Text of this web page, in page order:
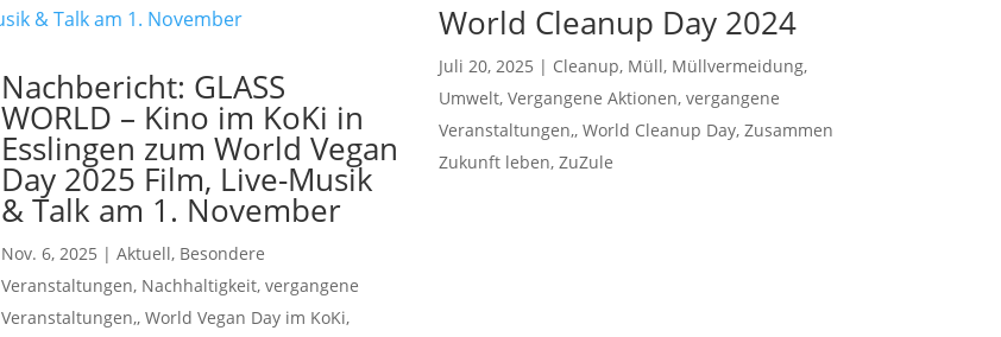
Nachbericht: GLASS
WORLD – Kino im KoKi in
Esslingen zum World Vegan
Day 2025 Film, Live-Musik
& Talk am 1. November
Nov. 6, 2025 | Aktuell, Besondere
Veranstaltungen, Nachhaltigkeit, vergangene
Veranstaltungen,, World Vegan Day im KoKi,
World Cleanup Day 2024
Juli 20, 2025 | Cleanup, Müll, Müllvermeidung,
Umwelt,Vergangene Aktionen,vergangene
Veranstaltungen,,World Cleanup Day,Zusammen
Zukunft leben,ZuZule